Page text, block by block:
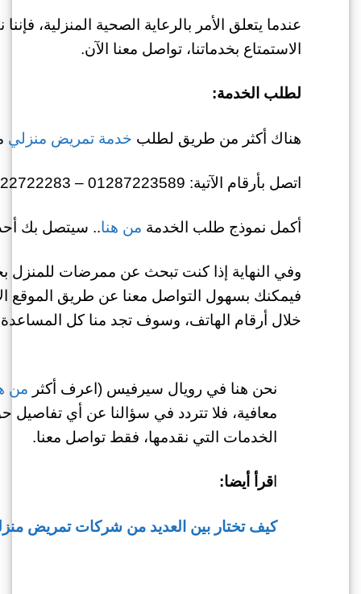
عندما يتعلق الأمر بالرعاية الصحية المنزلية،
الاستمتاع بخدماتنا، تواصل معنا الآن.
لطلب الخدمة:
هناك أكثر من طريق لطلب خدمة تمريض منزلي
اتصل بأرقام الآتية: 01287223589 – 01022722283
أكمل نموذج طلب الخدمة من هنا.. سيتصل بك
وفي النهاية إذا كنت تبحث عن ممرضات للمنزل
فيمكنك بسهول التواصل معنا عن طريق الموقع
خلال أرقام الهاتف، وسوف تجد منا كل
نحن هنا في رويال سيرفيس (اعرف أكثر من
معافية، فلا تتردد في سؤالنا عن أي تفاصيل
الخدمات التي نقدمها، فقط تواصل معنا.
اقرأ أيضا:
كيف تختار بين العديد من شركات تمريض منزلي